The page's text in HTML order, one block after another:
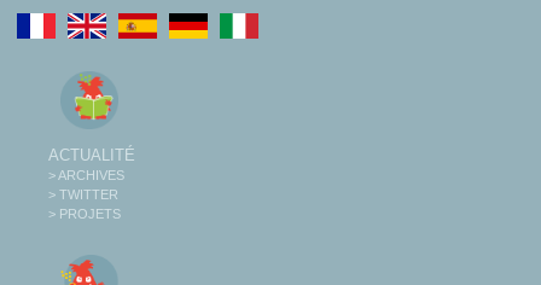
ACTUALITÉ
> ARCHIVES
> TWITTER
> PROJETS